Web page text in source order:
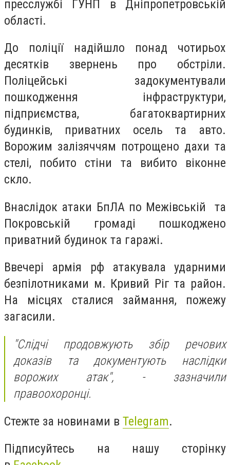
пресслужбі ГУНП в Дніпропетровській
області.
До поліції надійшло понад чотирьох
десятків звернень про обстріли.
Поліцейські задокументували
пошкодження інфраструктури,
підприємства, багатоквартирних
будинків, приватних осель та авто.
Ворожим залізяччям потрощено дахи та
стелі, побито стіни та вибито віконне
скло.
Внаслідок атаки БпЛА по Межівській та
Покровській громаді пошкоджено
приватний будинок та гаражі.
Ввечері армія рф атакувала ударними
безпілотниками м. Кривий Ріг та район.
На місцях сталися займання, пожежу
загасили.
"Слідчі продовжують збір речових
доказів та документують наслідки
ворожих атак", - зазначили
правоохоронці.
Стежте за новинами в Telegram.
Підписуйтесь на нашу сторінку